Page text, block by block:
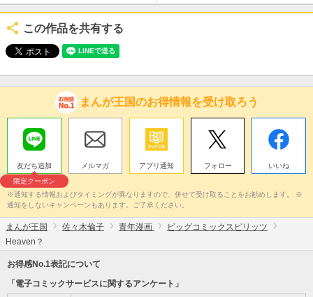
この作品を共有する
まんが王国のお得情報を受け取ろう
友だち追加
限定クーポン
メルマガ アプリ通知 フォロー いいね
※通知する情報およびタイミングが異なりますので、併せて受け取ることをお勧めします。 ※
通知をしないキャンペーンもあります。ご了承ください。
まんが王国 佐々木倫子 青年漫画
ビッグコミックスピリッツ
Heaven？
お得感No.1表記について
「電子コミックサービスに関するアンケート」